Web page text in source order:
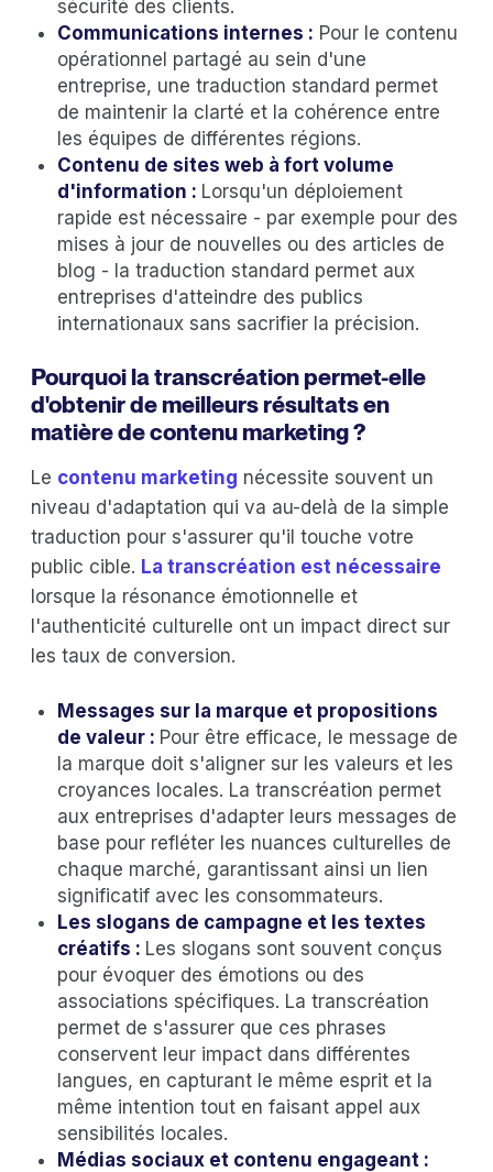
sécurité des clients.
Communications internes : Pour le contenu
opérationnel partagé au sein d'une
entreprise, une traduction standard permet
de maintenir la clarté et la cohérence entre
les équipes de différentes régions.
Contenu de sites web à fort volume
d'information : Lorsqu'un déploiement
rapide est nécessaire - par exemple pour des
mises à jour de nouvelles ou des articles de
blog - la traduction standard permet aux
entreprises d'atteindre des publics
internationaux sans sacrifier la précision.
Pourquoi la transcréation permet-elle
d'obtenir de meilleurs résultats en
matière de contenu marketing ?
Le contenu marketing nécessite souvent un
niveau d'adaptation qui va au-delà de la simple
traduction pour s'assurer qu'il touche votre
public cible. La transcréation est nécessaire
lorsque la résonance émotionnelle et
l'authenticité culturelle ont un impact direct sur
les taux de conversion.
Messages sur la marque et propositions
de valeur : Pour être efficace, le message de
la marque doit s'aligner sur les valeurs et les
croyances locales. La transcréation permet
aux entreprises d'adapter leurs messages de
base pour refléter les nuances culturelles de
chaque marché, garantissant ainsi un lien
significatif avec les consommateurs.
Les slogans de campagne et les textes
créatifs : Les slogans sont souvent conçus
pour évoquer des émotions ou des
associations spécifiques. La transcréation
permet de s'assurer que ces phrases
conservent leur impact dans différentes
langues, en capturant le même esprit et la
même intention tout en faisant appel aux
sensibilités locales.
Médias sociaux et contenu engageant :